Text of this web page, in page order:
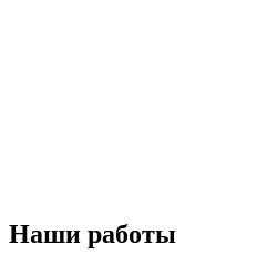
Наши работы